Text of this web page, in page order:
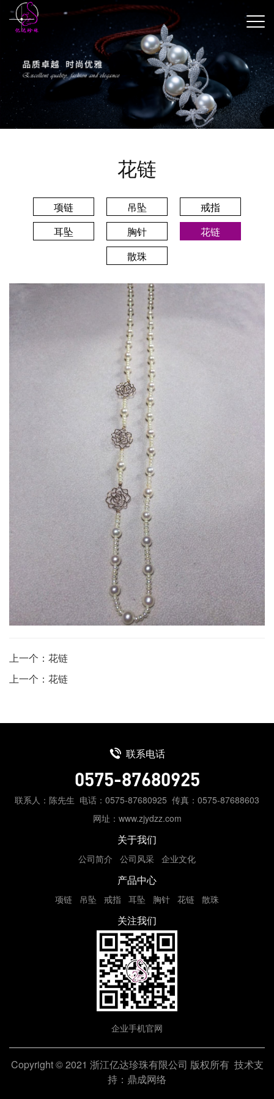
花链
项链 吊坠
戒指
耳坠
胸针
花链
散珠
上一个：花链
上一个：花链
联系电话
0575-87680925
联系人：陈先生 电话：0575-87680925 传真：0575-87688603
网址：www.zjydzz.com
关于我们
公司简介 公司风采 企业文化
产品中心
项链 吊坠 戒指 耳坠 胸针 花链 散珠
关注我们
企业手机官网
Copyright © 2021 浙江亿达珍珠有限公司 版权所有 技术支
持： 鼎成网络